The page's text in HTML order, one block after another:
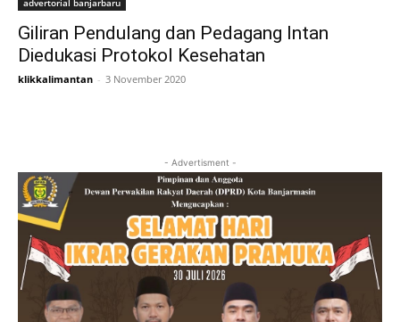
advertorial banjarbaru
Giliran Pendulang dan Pedagang Intan
Diedukasi Protokol Kesehatan
klikkalimantan - 3 November 2020
- Advertisment -